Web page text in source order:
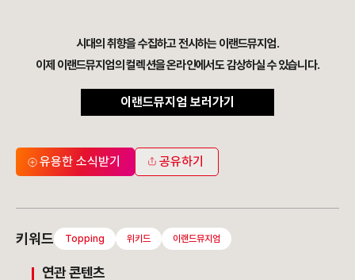
시대의 취향을 수집하고 전시하는 이랜드뮤지엄.
이제 이랜드뮤지엄의 컬렉션을 온라인에서도 감상하실 수 있습니다.
이랜드뮤지엄 보러가기
유용한 소식받기 공유하기
키워드 Topping 위키드 이랜드뮤지엄
연관 콘텐츠